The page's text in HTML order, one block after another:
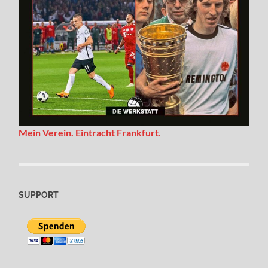
Mein Verein. Eintracht Frankfurt.
SUPPORT